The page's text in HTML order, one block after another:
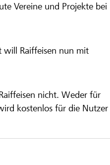
Vereine und Projekte bei
will Raiffeisen nun mit
nicht. Weder für
kostenlos für die Nutzer